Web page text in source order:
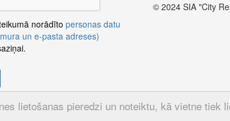
lietošanas pieredzi un noteiktu, kā vietne tiek
norādīto personas datu
un e-pasta adreses)
© 2024 SIA "City